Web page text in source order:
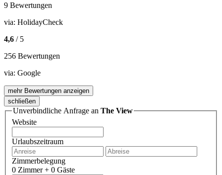
9 Bewertungen
via: HolidayCheck
4,6 / 5
256 Bewertungen
via: Google
mehr Bewertungen anzeigen
schließen
Unverbindliche Anfrage an The View
Website
Urlaubszeitraum
Zimmerbelegung
0 Zimmer + 0 Gäste